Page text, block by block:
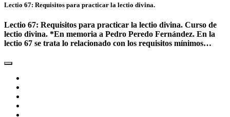
Lectio 67: Requisitos para practicar la lectio divina.
Lectio 67: Requisitos para practicar la lectio divina. Curso de
lectio divina. *En memoria a Pedro Peredo Fernández. En la
lectio 67 se trata lo relacionado con los requisitos mínimos…